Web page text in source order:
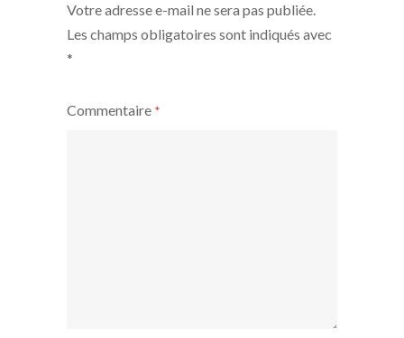
Votre adresse e-mail ne sera pas publiée.
Les champs obligatoires sont indiqués avec
*
Commentaire *